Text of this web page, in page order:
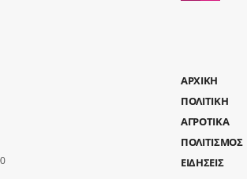
AΡΧΙΚΗ
ΠΟΛΙΤΙΚΗ
ΑΓΡΟΤΙΚΑ
ΠΟΛΙΤΙΣΜΟΣ
ΕΙΔΗΣΕΙΣ